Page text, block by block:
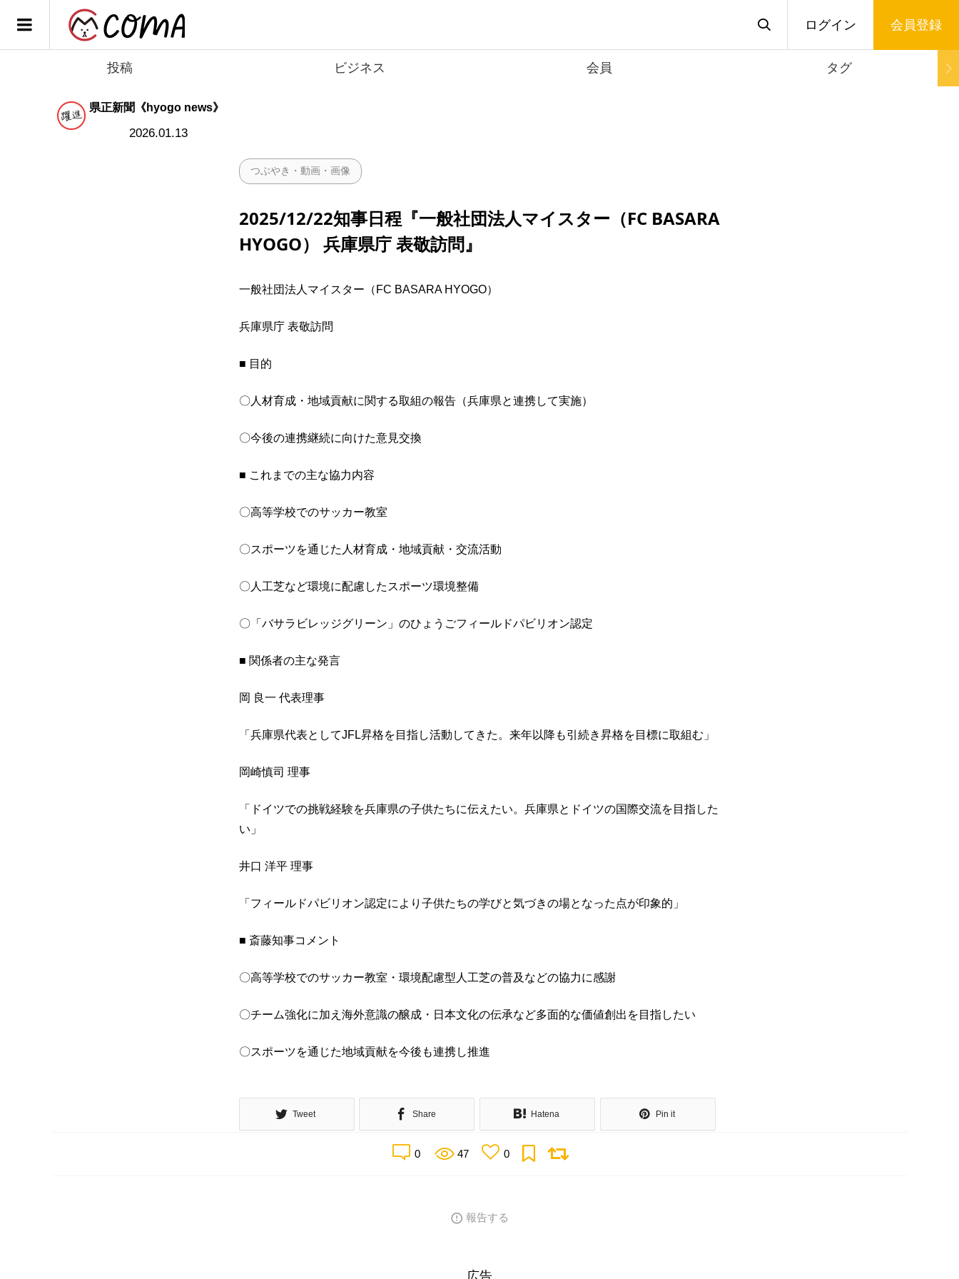
ログイン
会員登録
投稿 ビジネス 会員 タグ
県正新聞《hyogo news》
2026.01.13
つぶやき・動画・画像
2025/12/22知事日程『一般社団法人マイスター（FC BASARA
HYOGO） 兵庫県庁 表敬訪問』
一般社団法人マイスター（FC BASARA HYOGO）
兵庫県庁 表敬訪問
■ 目的
〇人材育成・地域貢献に関する取組の報告（兵庫県と連携して実施）
〇今後の連携継続に向けた意見交換
■ これまでの主な協力内容
〇高等学校でのサッカー教室
〇スポーツを通じた人材育成・地域貢献・交流活動
〇人工芝など環境に配慮したスポーツ環境整備
〇「バサラビレッジグリーン」のひょうごフィールドパビリオン認定
■ 関係者の主な発言
岡 良一 代表理事
「兵庫県代表としてJFL昇格を目指し活動してきた。来年以降も引続き昇格を目標に取組む」
岡崎慎司 理事
「ドイツでの挑戦経験を兵庫県の子供たちに伝えたい。兵庫県とドイツの国際交流を目指した
い」
井口 洋平 理事
「フィールドパビリオン認定により子供たちの学びと気づきの場となった点が印象的」
■ 斎藤知事コメント
〇高等学校でのサッカー教室・環境配慮型人工芝の普及などの協力に感謝
〇チーム強化に加え海外意識の醸成・日本文化の伝承など多面的な価値創出を目指したい
〇スポーツを通じた地域貢献を今後も連携し推進
Tweet Share Hatena Pin it
0 47 0
報告する
広告